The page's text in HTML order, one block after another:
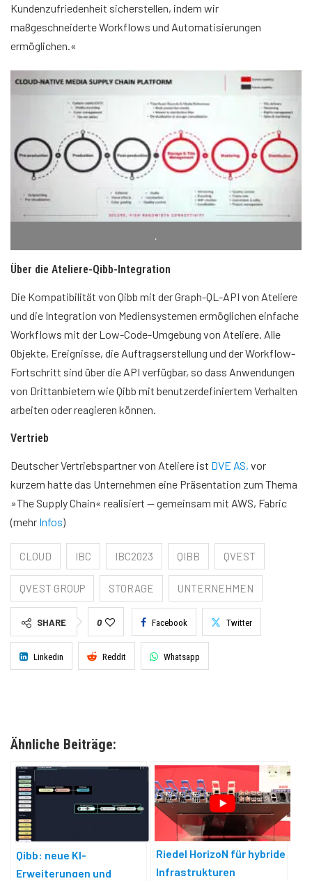
Kundenzufriedenheit sicherstellen, indem wir
maßgeschneiderte Workflows und Automatisierungen
ermöglichen.«
.
Über die Ateliere-Qibb-Integration
Die Kompatibilität von Qibb mit der Graph-QL-API von Ateliere
und die Integration von Mediensystemen ermöglichen einfache
Workflows mit der Low-Code-Umgebung von Ateliere. Alle
Objekte, Ereignisse, die Auftragserstellung und der Workflow-
Fortschritt sind über die API verfügbar, so dass Anwendungen
von Drittanbietern wie Qibb mit benutzerdefiniertem Verhalten
arbeiten oder reagieren können.
Vertrieb
Deutscher Vertriebspartner von Ateliere ist DVE AS, vor
kurzem hatte das Unternehmen eine Präsentation zum Thema
»The Supply Chain« realisiert — gemeinsam mit AWS, Fabric
(mehr Infos)
CLOUD IBC IBC2023 QIBB QVEST
QVEST GROUP STORAGE UNTERNEHMEN
SHARE 0 Facebook Twitter
Linkedin Reddit Whatsapp
Ähnliche Beiträge:
Qibb: neue KI-
Erweiterungen und
Riedel HorizoN für hybride
Infrastrukturen